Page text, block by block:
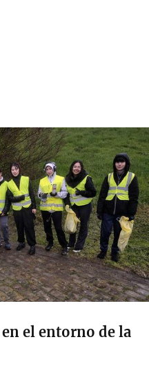
el entorno de la